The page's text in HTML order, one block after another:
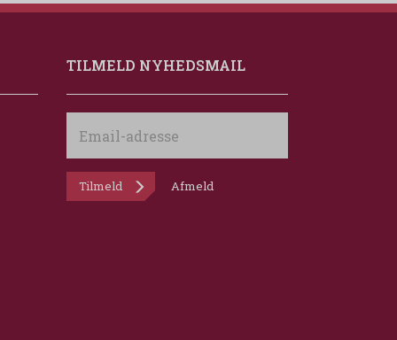
TILMELD NYHEDSMAIL
adresse
Tilmeld Afmeld